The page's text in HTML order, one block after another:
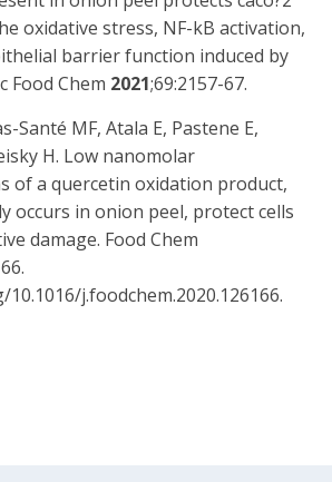
oxidative stress, NF-kB activation,
barrier function induced by
Food Chem 2021;69:2157-67.
Santé MF, Atala E, Pastene E,
H. Low nanomolar
of a quercetin oxidation product,
occurs in onion peel, protect cells
damage. Food Chem
j.foodchem.2020.126166.